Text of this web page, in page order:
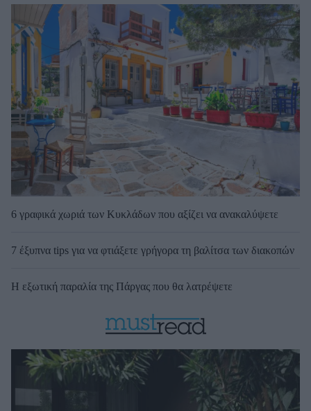
6 γραφικά χωριά των Κυκλάδων που αξίζει να ανακαλύψετε
7 έξυπνα tips για να φτιάξετε γρήγορα τη βαλίτσα των διακοπών
Η εξωτική παραλία της Πάργας που θα λατρέψετε